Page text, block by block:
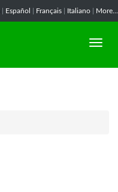
Español Français Italiano More...